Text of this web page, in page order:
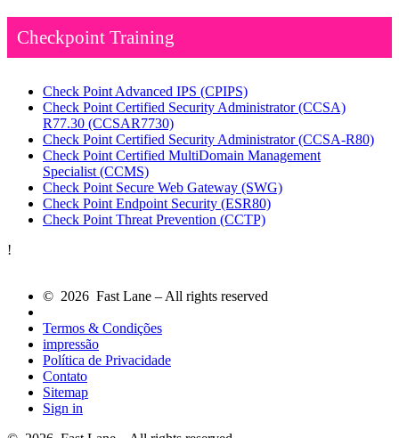
Checkpoint Training
Check Point Advanced IPS (CPIPS)
Check Point Certified Security Administrator (CCSA)
R77.30 (CCSAR7730)
Check Point Certified Security Administrator(CCSA-R80)
Check Point Certified MultiDomain Management
Specialist (CCMS)
Check Point Secure Web Gateway (SWG)
Check Point Endpoint Security (ESR80)
Check Point Threat Prevention (CCTP)
!
© 2026 Fast Lane – All rights reserved
Termos & Condições
impressão
Política de Privacidade
Contato
Sitemap
Sign in